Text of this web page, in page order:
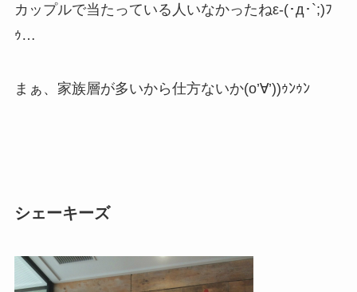
カップルで当たっている人いなかったねε-(･д･`;)ﾌ
ｩ…
まぁ、家族層が多いから仕方ないか(o’∀’))ｩﾝｩﾝ
シェーキーズ